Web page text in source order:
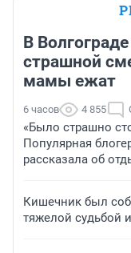
В
страшной
мамы ежат
6 часов 4 855
«Было страшно
Популярная
рассказала об
Кишечник был
тяжелой судьбой